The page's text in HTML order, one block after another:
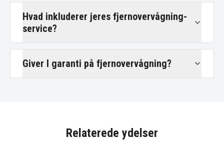
Hvad inkluderer jeres fjernovervågning-
service?
Giver I garanti på fjernovervågning?
Relaterede ydelser